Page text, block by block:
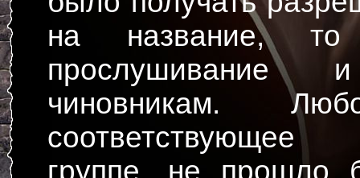
на название, то
прослушивание
чиновникам.
соответствующее
группе, не прошло